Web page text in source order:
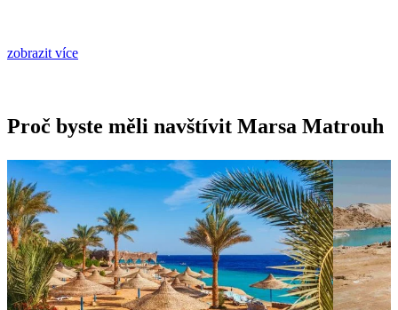
zobrazit více
Proč byste měli navštívit Marsa Matrouh